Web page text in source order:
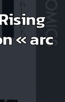
« arc